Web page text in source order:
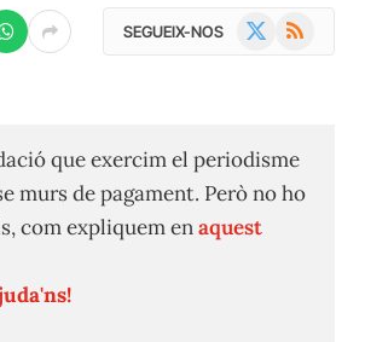
SEGUEIX-NOS RSS
que exercim el periodisme
murs de pagament. Però no ho
com expliquem enaquest